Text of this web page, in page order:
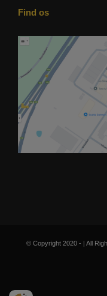
Find os
© Copyright 2020 - | All